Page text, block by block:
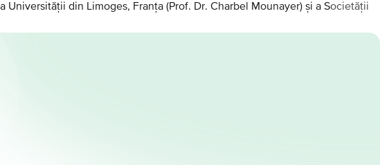
din Limoges, Franța (Prof. Dr. Charbel Mounayer) și a Societății